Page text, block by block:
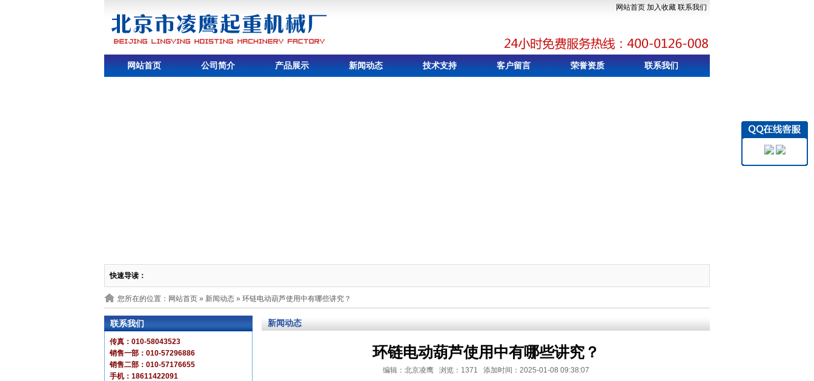
网站首页 加入收藏 联系我们
网站首页 公司简介 产品展示 新闻动态 技术支持 客户留言 荣誉资质 联系我们
快速导读：
您所在的位置：网站首页 » 新闻动态 » 环链电动葫芦使用中有哪些讲究？
联系我们
传真：010-58043523
销售一部：010-57296886
销售二部：010-57176655
手机：18611422091
新闻动态
环链电动葫芦使用中有哪些讲究？
编辑：北京凌鹰 浏览：1371 添加时间：2025-01-08 09:38:07